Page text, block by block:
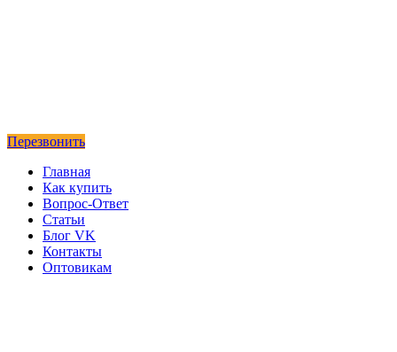
Перезвонить
Главная
Как купить
Вопрос-Ответ
Статьи
Блог VK
Контакты
Оптовикам